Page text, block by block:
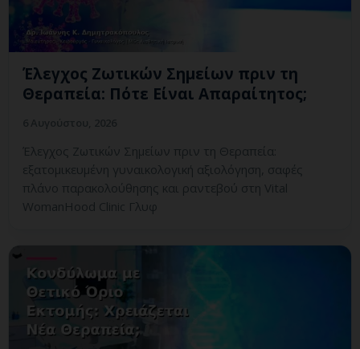
Έλεγχος Ζωτικών Σημείων πριν τη
Θεραπεία: Πότε Είναι Απαραίτητος;
Έλεγχος Ζωτικών Σημείων πριν τη Θεραπεία:
εξατομικευμένη γυναικολογική αξιολόγηση, σαφές
πλάνο παρακολούθησης και ραντεβού στη Vital
WomanHood Clinic Γλυφ